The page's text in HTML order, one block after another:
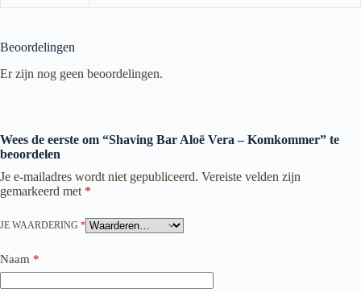
Beoordelingen
Er zijn nog geen beoordelingen.
Wees de eerste om “Shaving Bar Aloë Vera – Komkommer” te
beoordelen
Je e-mailadres wordt niet gepubliceerd. Vereiste velden zijn
gemarkeerd met *
JE WAARDERING *
Naam *